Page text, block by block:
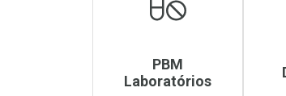
PBM
Laboratórios